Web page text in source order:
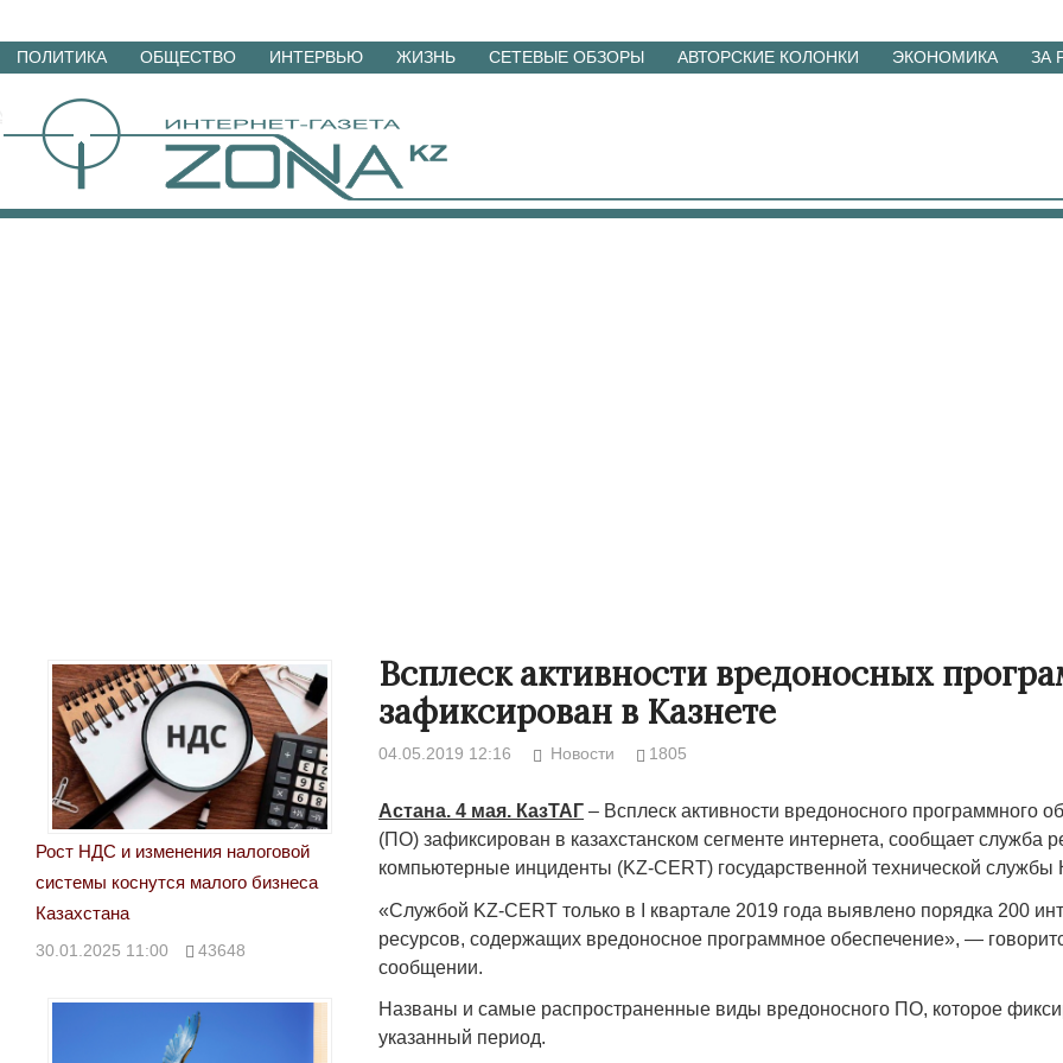
Перейти
материалам
ПОЛИТИКА ОБЩЕСТВО ИНТЕРВЬЮ ЖИЗНЬ СЕТЕВЫЕ ОБЗОРЫ АВТОРСКИЕ КОЛОНКИ ЭКОНОМИКА ЗА
Всплеск активности вредоносных
зафиксирован в Казнете
04.05.2019 12:16 Новости 1805
Астана. 4 мая. КазТАГ – Всплеск активности вредоносного программного
(ПО) зафиксирован в казахстанском сегменте интернета, сообщает служба
компьютерные инциденты (KZ-CERT) государственной технической службы
«Службой KZ-CERT только в I квартале 2019 года выявлено порядка 200
ресурсов, содержащих вредоносное программное обеспечение», —
сообщении.
Названы и самые распространенные виды вредоносного ПО, которое
указанный период.
Рост НДС и изменения налоговой
системы коснутся малого бизнеса
Казахстана
30.01.2025 11:00 43648
Народ выбрал свет
17.10.2024 17:00 29972
Странная
Дарига не
мошенниками